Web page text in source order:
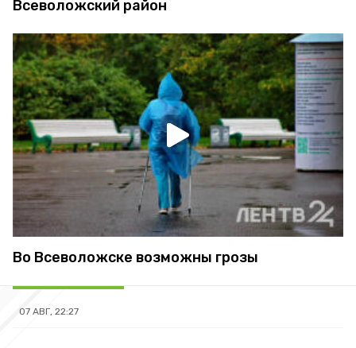
Всеволожский район
Во Всеволожске возможны грозы
07 АВГ, 22:27